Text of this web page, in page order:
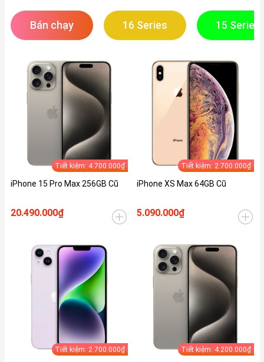
Bán chạy 16 Series 15 Series
Tiết kiệm: 4.700.000₫
iPhone 15 Pro Max 256GB Cũ
20.490.000₫
Tiết kiệm: 2.700.000₫
iPhone XS Max 64GB Cũ
5.090.000₫
Tiết kiệm: 2.700.000₫ Tiết kiệm: 4.200.000₫